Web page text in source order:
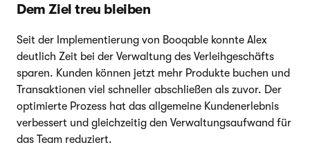
Dem Ziel treu bleiben
Seit der Implementierung von Booqable konnte Alex
deutlich Zeit bei der Verwaltung des Verleihgeschäfts
sparen. Kunden können jetzt mehr Produkte buchen und
Transaktionen viel schneller abschließen als zuvor. Der
optimierte Prozess hat das allgemeine Kundenerlebnis
verbessert und gleichzeitig den Verwaltungsaufwand für
das Team reduziert.